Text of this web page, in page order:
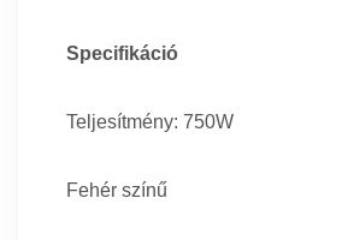
Specifikáció
Teljesítmény: 750W
Fehér színű